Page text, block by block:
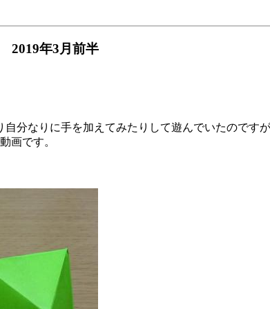
年3月前半
分なりに手を加えてみたりして遊んでいたのです
画です。